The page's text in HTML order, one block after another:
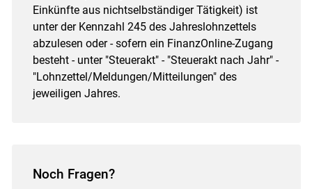
Einkünfte aus nichtselbständiger Tätigkeit) ist
unter der Kennzahl 245 des Jahreslohnzettels
abzulesen oder - sofern ein FinanzOnline-Zugang
besteht - unter "Steuerakt" - "Steuerakt nach Jahr" -
"Lohnzettel/Meldungen/Mitteilungen" des
jeweiligen Jahres.
Noch Fragen?